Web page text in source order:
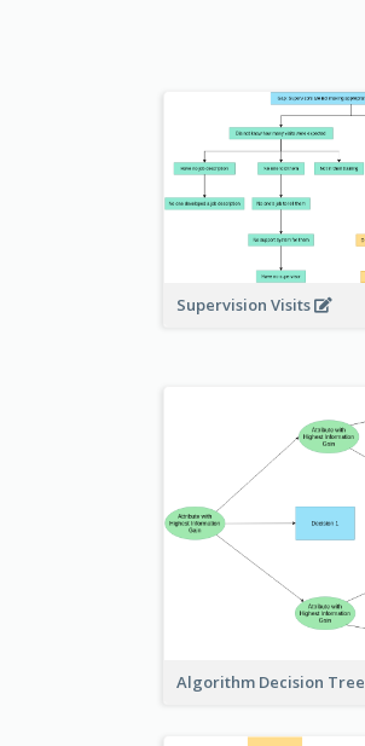
Supervision Visits
Algorithm Decision Tree